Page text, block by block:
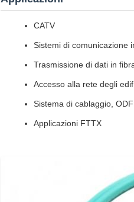
CATV
Sistemi di comunicazione
Trasmissione di dati in
Accesso alla rete degli
Sistema di cablaggio, ODF
Applicazioni FTTX